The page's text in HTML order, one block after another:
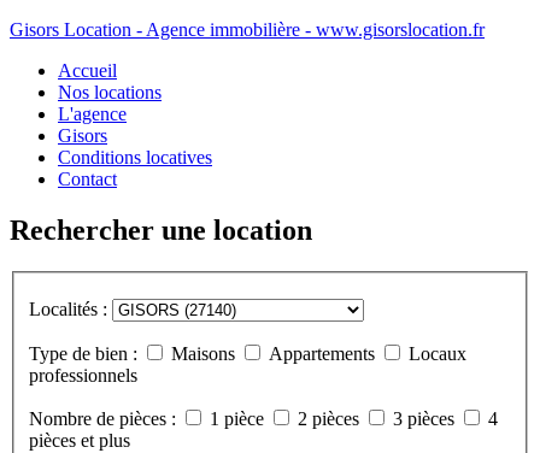
Gisors Location - Agence immobilière - www.gisorslocation.fr
Accueil
Nos locations
L'agence
Gisors
Conditions locatives
Contact
Rechercher une location
Localités :
Type de bien : Maisons Appartements
Locaux
professionnels
Nombre de pièces : 1 pièce 2 pièces 3 pièces
4
pièces et plus